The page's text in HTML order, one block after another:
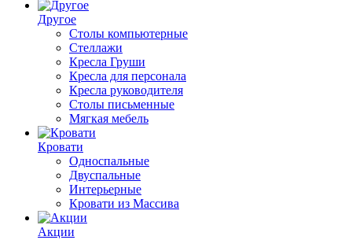
Другое
Столы компьютерные
Стеллажи
Кресла Груши
Кресла для персонала
Кресла руководителя
Столы письменные
Мягкая мебель
Кровати
Односпальные
Двуспальные
Интерьерные
Кровати из Массива
Акции